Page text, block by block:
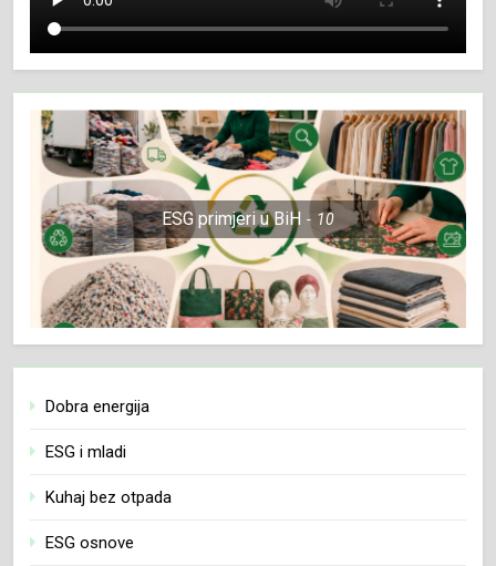
ESG primjeri u BiH 10
Dobra energija
ESG i mladi
Kuhaj bez otpada
ESG osnove